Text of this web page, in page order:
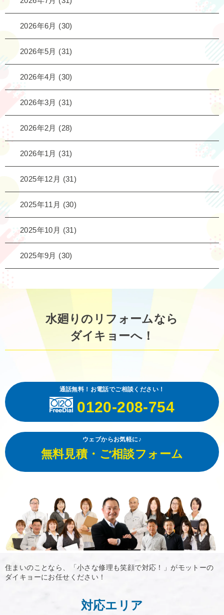
2026年6月 (30)
2026年5月 (31)
2026年4月 (30)
2026年3月 (31)
2026年2月 (28)
2026年1月 (31)
2025年12月 (31)
2025年11月 (30)
2025年10月 (31)
2025年9月 (30)
水廻りのリフォームなら
ダイキョーへ！
通話無料！お電話でご相談ください！
0120-208-754
ウェブからお気軽に♪
無料見積・ご相談フォーム
住まいのことなら、「小さな修理も笑顔で対応！」がモットーの
ダイキョーにお任せください！
対応エリア